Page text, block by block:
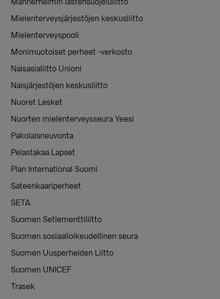
Mannerheimin lastensuojeluliitto
Mielenterveysjärjestöjen keskusliitto
Mielenterveyspooli
Monimuotoiset perheet -verkosto
Naisasialiitto Unioni
Naisjärjestöjen keskusliitto
Nuoret Lesket
Nuorten mielenterveysseura Yeesi
Pakolaisneuvonta
Pelastakaa Lapset
Plan International Suomi
Sateenkaariperheet
SETA
Suomen Setlementtiliitto
Suomen sosiaalioikeudellinen seura
Suomen Uusperheiden Liitto
Suomen UNICEF
Trasek